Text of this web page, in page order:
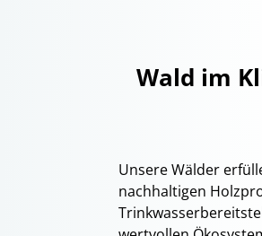
Wald im
Unsere Wälder
nachhaltigen